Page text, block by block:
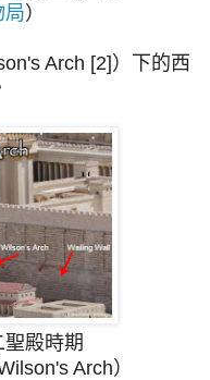
局）
Arch [2]）下的西
殿時期
Arch）